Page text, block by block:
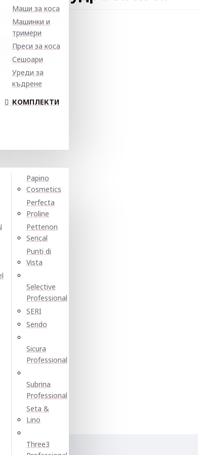
Маши за коса
Машинки и
тримери
Преси за коса
Сешоари
Уреди за
къдрене
КОМПЛЕКТИ
Papino
Cosmetics
Perfecta
Proline
Pettenon
Serical
Punti di
Vista
Selective
Professional
SERI
Sendo
Sicura
Professional
Subrina
Professional
Seta &
Lino
Three3